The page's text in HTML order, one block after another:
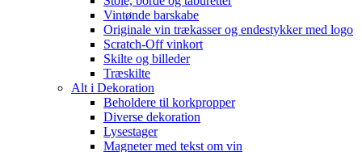
Vintønde barskabe
Originale vin trækasser og endestykker med logo
Scratch-Off vinkort
Skilte og billeder
Træskilte
Alt i Dekoration
Beholdere til korkpropper
Diverse dekoration
Lysestager
Magneter med tekst om vin